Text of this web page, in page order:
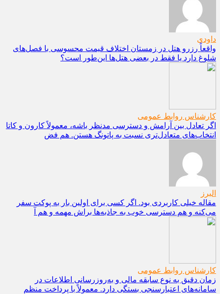
داودی
واقعاً رزرو هتل در زمستان اختلاف قیمت محسوسی با فصل‌های
شلوغ دارد یا فقط در بعضی هتل‌ها این‌طور است؟
کارشناس روابط عمومی
اگر تعادل بین آرامش و دسترسی مدنظر باشه، معمولاً کارون و کاتا
انتخاب‌های متعادل‌تری نسبت به پاتونگ هستن. هم فض
البرز
مقاله خیلی کاربردی بود. اگر کسی برای اولین بار به پوکت سفر
می‌کنه و هم دسترسی خوب به جاذبه‌ها براش مهمه و هم آ
کارشناس روابط عمومی
زمان دقیق به نوع سابقه مالی و به‌روزرسانی اطلاعات در
سامانه‌های اعتبارسنجی بستگی دارد. معمولاً با پرداخت منظم